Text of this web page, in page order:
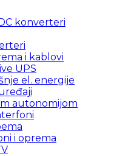
konverteri
i kablovi
UPS
el. energije
autonomijom
i oprema